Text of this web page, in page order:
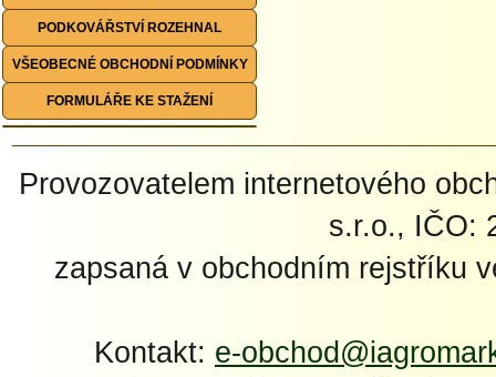
PODKOVÁŘSTVÍ ROZEHNAL
VŠEOBECNÉ OBCHODNÍ PODMÍNKY
FORMULÁŘE KE STAŽENÍ
Provozovatelem internetového
s.r.o., IČO:
zapsaná v obchodním rejstříku
Kontakt: e-